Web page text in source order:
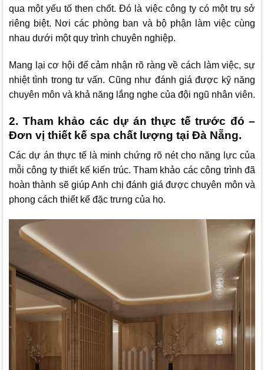
qua một yếu tố then chốt. Đó là việc công ty có một trụ sở
riêng biệt. Nơi các phòng ban và bộ phận làm việc cùng
nhau dưới một quy trình chuyên nghiệp.
Mang lại cơ hội để cảm nhận rõ ràng về cách làm việc, sự
nhiệt tình trong tư vấn. Cũng như đánh giá được kỹ năng
chuyên môn và khả năng lắng nghe của đội ngũ nhân viên.
2. Tham khảo các dự án thực tế trước đó –
Đơn vị thiết kế spa chất lượng tại Đà Nẵng.
Các dự án thực tế là minh chứng rõ nét cho năng lực của
mỗi công ty thiết kế kiến trúc. Tham khảo các công trình đã
hoàn thành sẽ giúp Anh chị đánh giá được chuyên môn và
phong cách thiết kế đặc trưng của họ.